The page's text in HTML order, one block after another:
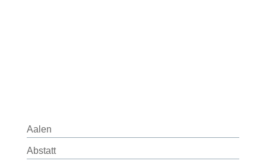
Aalen
Abstatt